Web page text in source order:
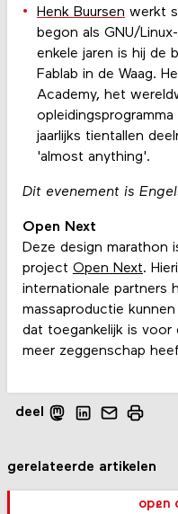
Henk Buursen werkt
begon als GNU/
enkele jaren is hij de
Fablab in de Waag.
Academy, het
jaarlijks tientallen
'almost anything'.
Dit evenement is
Open Next
Deze design marathon
project Open Next.
internationale partners
massaproductie
dat toegankelijk is voor
meer zeggenschap
deel
gerelateerde artikelen
open